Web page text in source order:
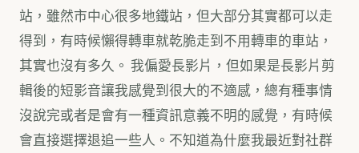
站，雖然市中心很多地鐵站，但大部分其實都可以走
得到，有時候懶得轉車就乾脆走到不用轉車的車站，
其實也沒有多久。 我偏愛長影片，但如果是長影片剪
輯後的短影音讓我感覺到很大的不適感，總有種事情
沒說完或者是會有一種資訊意義不明的感覺，有時候
會直接選擇退追一些人。不知道為什麼我最近對社群